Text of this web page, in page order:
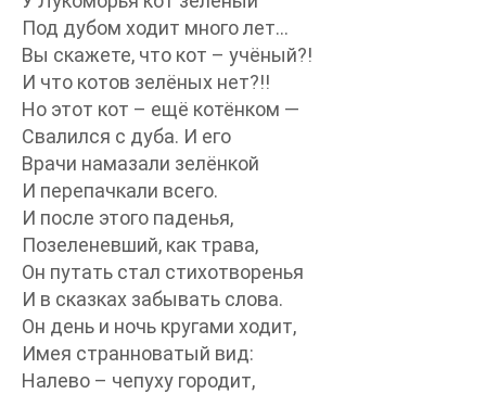
Под дубом ходит много лет…
Вы скажете, что кот – учёный?!
И что котов зелёных нет?!!
Но этот кот – ещё котёнком —
Свалился с дуба. И его
Врачи намазали зелёнкой
И перепачкали всего.
И после этого паденья,
Позеленевший, как трава,
Он путать стал стихотворенья
И в сказках забывать слова.
Он день и ночь кругами ходит,
Имея странноватый вид:
Налево – чепуху городит,